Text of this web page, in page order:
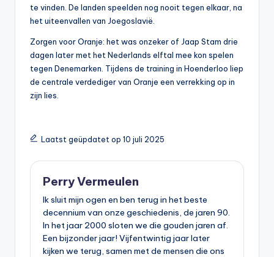
te vinden. De landen speelden nog nooit tegen elkaar, na
het uiteenvallen van Joegoslavië.
Zorgen voor Oranje: het was onzeker of Jaap Stam drie
dagen later met het Nederlands elftal mee kon spelen
tegen Denemarken. Tijdens de training in Hoenderloo liep
de centrale verdediger van Oranje een verrekking op in
zijn lies.
Laatst geüpdatet op 10 juli 2025
Perry Vermeulen
Ik sluit mijn ogen en ben terug in het beste
decennium van onze geschiedenis, de jaren 90.
In het jaar 2000 sloten we die gouden jaren af.
Een bijzonder jaar! Vijfentwintig jaar later
kijken we terug, samen met de mensen die ons